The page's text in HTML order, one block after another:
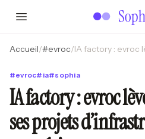
Accueil/#evroc/
#evroc# ia#sophia
IA factory : evroc
ses projets